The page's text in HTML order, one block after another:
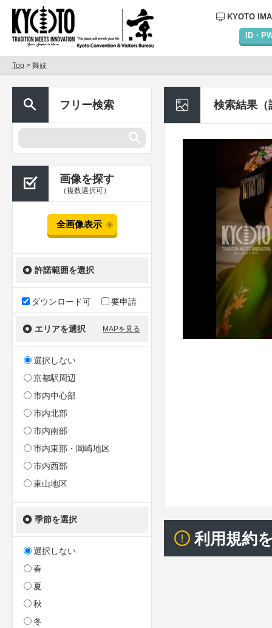
KYOTO
ID・
Top > 舞妓
フリー検索
画像を探す
（複数選択可）
全画像表示
許諾範囲を選択
ダウンロード可 要申請
エリアを選択 MAPを見る
選択しない
京都駅周辺
市内中心部
市内北部
市内南部
市内東部・岡崎地区
市内西部
東山地区
季節を選択
選択しない
春
夏
秋
冬
検索結果（
利用規約